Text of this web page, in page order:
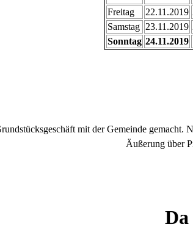
Freitag 22.11.2019
Samstag 23.11.2019
Sonntag 24.11.2019
mit der Gemeinde
Äußerung über
Da